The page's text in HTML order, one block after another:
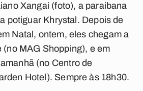
Xangai (foto), a paraibana
potiguar Khrystal. Depois de
Natal, ontem, eles chegam a
MAG Shopping), e em
(no Centro de
Hotel). Sempre às 18h30.